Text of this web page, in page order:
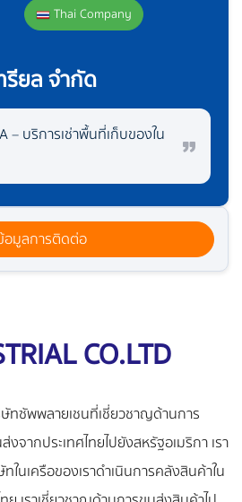
Thai Company
รียล จำกัด
– บริการเช่าพื้นที่เก็บของใน
อมูลการติดต่อ
CO.LTD
ษัทซัพพลายเชนที่เชี่ยวชาญด้านการ
จากประเทศไทยไปยังสหรัฐอเมริกา เรา
ในเครือของเราดำเนินการคลังสินค้าใน